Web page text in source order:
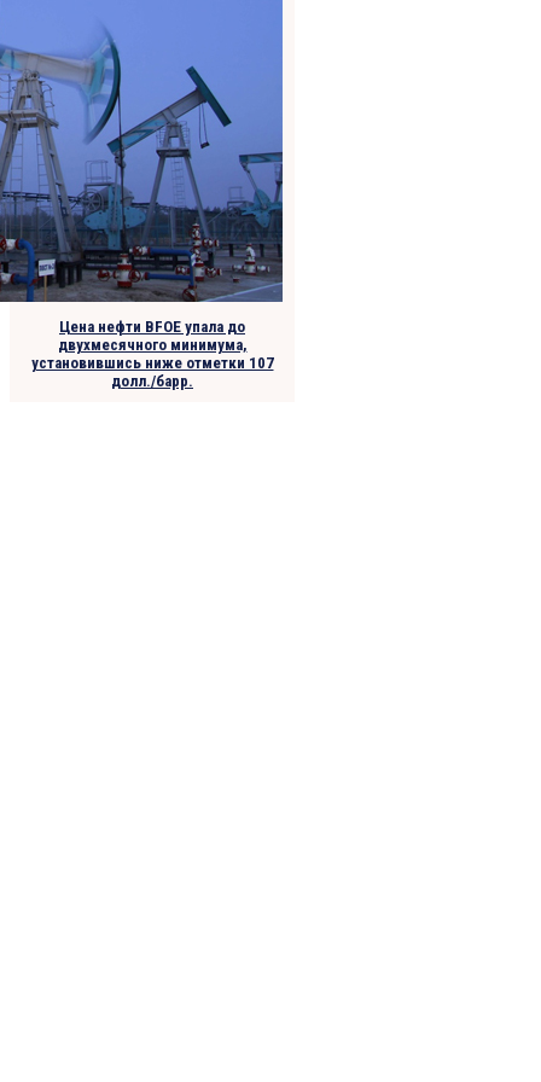
Цена нефти BFOE упала до
двухмесячного минимума,
установившись ниже отметки 107
долл./барр.